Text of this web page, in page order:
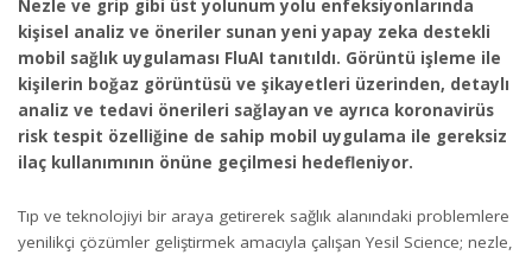
Nezle ve grip gibi üst yolunum yolu enfeksiyonlarında
kişisel analiz ve öneriler sunan yeni yapay zeka destekli
mobil sağlık uygulaması FluAI tanıtıldı. Görüntü işleme ile
kişilerin boğaz görüntüsü ve şikayetleri üzerinden, detaylı
analiz ve tedavi önerileri sağlayan ve ayrıca koronavirüs
risk tespit özelliğine de sahip mobil uygulama ile gereksiz
ilaç kullanımının önüne geçilmesi hedefleniyor.
Tıp ve teknolojiyi bir araya getirerek sağlık alanındaki problemlere
yenilikçi çözümler geliştirmek amacıyla çalışan Yesil Science; nezle,